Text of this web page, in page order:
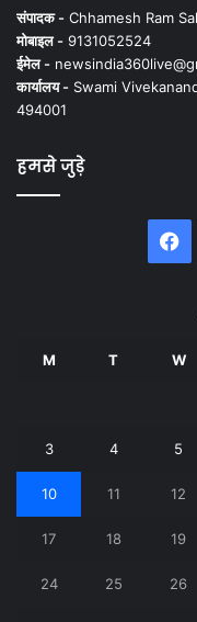
संपादक - Chhamesh Ram
मोबाइल - 9131052524
ईमेल -
कार्यालय - Swami
494001
हमसे जुड़े
M T W
3 4 5
10 11 12
17 18 19
24 25 26